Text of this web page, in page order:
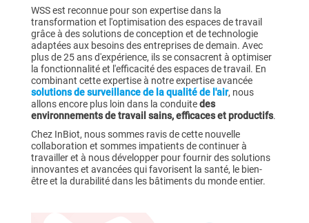
WSS est reconnue pour son expertise dans la
transformation et l'optimisation des espaces de travail
grâce à des solutions de conception et de technologie
adaptées aux besoins des entreprises de demain. Avec
plus de 25 ans d'expérience, ils se consacrent à optimiser
la fonctionnalité et l'efficacité des espaces de travail. En
combinant cette expertise à notre expertise avancée
solutions de surveillance de la qualité de l'air, nous
allons encore plus loin dans la conduitedes
environnements de travail sains, efficaces et productifs.
Chez InBiot, nous sommes ravis de cette nouvelle
collaboration et sommes impatients de continuer à
travailler et à nous développer pour fournir des solutions
innovantes et avancées qui favorisent la santé, le bien-
être et la durabilité dans les bâtiments du monde entier.